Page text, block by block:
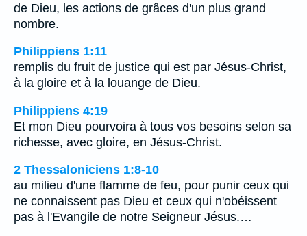
de Dieu, les actions de grâces d'un plus grand
nombre.
Philippiens 1:11
remplis du fruit de justice qui est par Jésus-Christ,
à la gloire et à la louange de Dieu.
Philippiens 4:19
Et mon Dieu pourvoira à tous vos besoins selon sa
richesse, avec gloire, en Jésus-Christ.
2 Thessaloniciens 1:8-10
au milieu d'une flamme de feu, pour punir ceux qui
ne connaissent pas Dieu et ceux qui n'obéissent
pas à l'Evangile de notre Seigneur Jésus.…